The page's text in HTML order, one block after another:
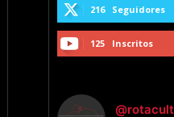
216 Seguidores
125 Inscritos
@rotacult